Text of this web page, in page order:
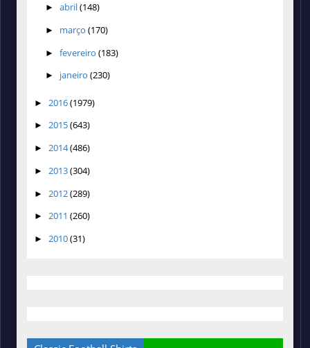
► abril(148)
► março (170)
► fevereiro (183)
► janeiro (230)
► 2016(1979)
► 2015(643)
► 2014(486)
► 2013(304)
► 2012(289)
► 2011 (260)
► 2010(31)